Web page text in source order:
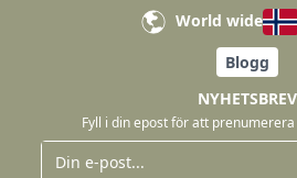
World wide
Blogg
NYHETSBREV
Fyll i din epost för att